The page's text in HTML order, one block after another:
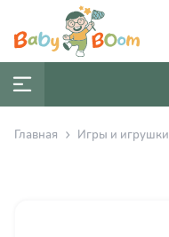
Главная Игры и игрушки